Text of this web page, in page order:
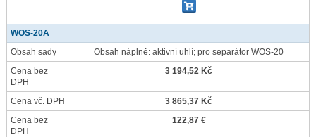
WOS-20A
Obsah sady
Obsah náplně: aktivní uhlí; pro separátor WOS-20
Cena bez
DPH
3 194,52 Kč
Cena vč. DPH
3 865,37 Kč
Cena bez
DPH
122,87 €